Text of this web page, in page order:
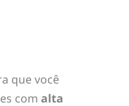
que você
com alta